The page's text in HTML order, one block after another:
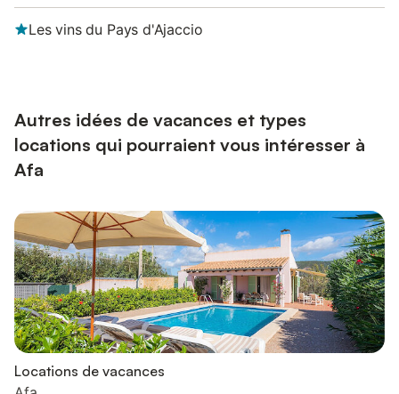
Les vins du Pays d'Ajaccio
Autres idées de vacances et types
locations qui pourraient vous intéresser à
Afa
Locations de vacances